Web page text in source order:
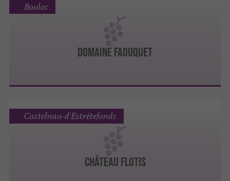
DOMAINE FAOUQUET
Bouloc
CHÂTEAU FLOTIS
Castelnau-d'Estrétefonds